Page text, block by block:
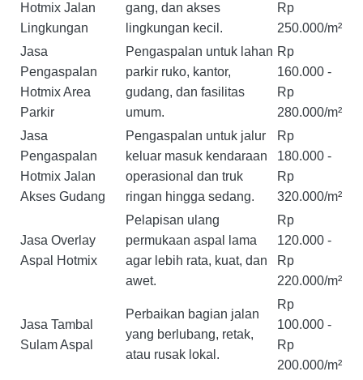
Hotmix Jalan
Lingkungan
gang, dan akses
lingkungan kecil.
Rp
250.000/m²
Jasa
Pengaspalan
Hotmix Area
Parkir
Pengaspalan untuk lahan
parkir ruko, kantor,
gudang, dan fasilitas
umum.
Rp
160.000 -
Rp
280.000/m²
Jasa
Pengaspalan
Hotmix Jalan
Akses Gudang
Pengaspalan untuk jalur
keluar masuk kendaraan
operasional dan truk
ringan hingga sedang.
Rp
180.000 -
Rp
320.000/m²
Jasa Overlay
Aspal Hotmix
Pelapisan ulang
permukaan aspal lama
agar lebih rata, kuat, dan
awet.
Rp
120.000 -
Rp
220.000/m²
Jasa Tambal
Sulam Aspal
Perbaikan bagian jalan
yang berlubang, retak,
atau rusak lokal.
Rp
100.000 -
Rp
200.000/m²